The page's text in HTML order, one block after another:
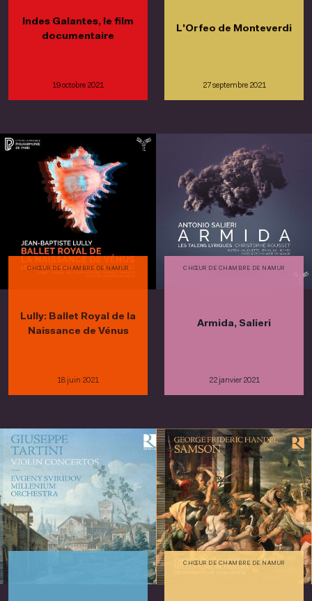
Indes Galantes, le film
documentaire
19 octobre 2021
L'Orfeo de Monteverdi
27 septembre 2021
CHŒUR DE CHAMBRE DE NAMUR
Lully: Ballet Royal de la
Naissance de Vénus
18 juin 2021
CHŒUR DE CHAMBRE DE NAMUR
Armida, Salieri
22 janvier 2021
CHŒUR DE CHAMBRE DE NAMUR